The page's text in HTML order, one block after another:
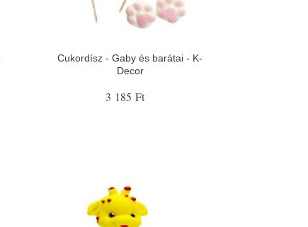
Cukordísz - Gaby és barátai - K-
Decor
3 185 Ft